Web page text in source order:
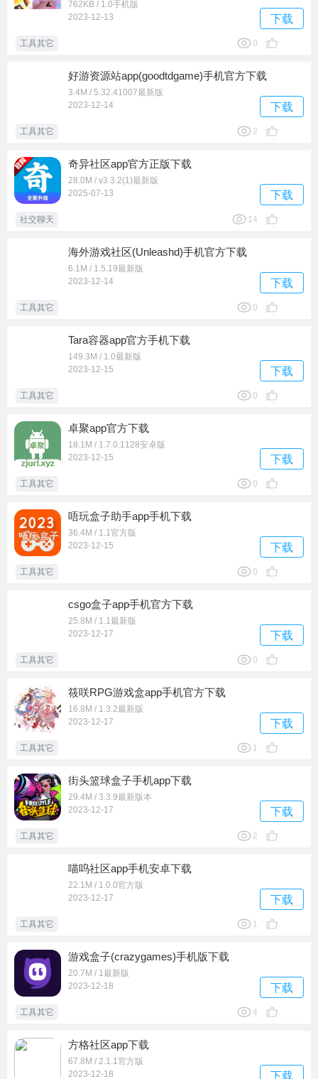
762KB / 1.0手机版
2023-12-13
下载
工具其它 0
好游资源站app(goodtdgame)手机官方下载
3.4M / 5.32.41007最新版
2023-12-14
下载
工具其它 2
奇异社区app官方正版下载
28.0M / v3.3.2(1)最新版
2025-07-13
下载
社交聊天 14
海外游戏社区(Unleashd)手机官方下载
6.1M / 1.5.19最新版
2023-12-14
下载
工具其它 0
Tara容器app官方手机下载
149.3M / 1.0最新版
2023-12-15
下载
工具其它 0
卓聚app官方下载
18.1M / 1.7.0.1128安卓版
2023-12-15
下载
工具其它 0
唔玩盒子助手app手机下载
36.4M / 1.1官方版
2023-12-15
下载
工具其它 0
csgo盒子app手机官方下载
25.8M / 1.1最新版
2023-12-17
下载
工具其它 0
筱咲RPG游戏盒app手机官方下载
16.8M / 1.3.2最新版
2023-12-17
下载
工具其它 1
街头篮球盒子手机app下载
29.4M / 3.3.9最新版本
2023-12-17
下载
工具其它 2
喵呜社区app手机安卓下载
22.1M / 1.0.0官方版
2023-12-17
下载
工具其它 1
游戏盒子(crazygames)手机版下载
20.7M / 1最新版
2023-12-18
下载
工具其它 4
方格社区app下载
67.8M / 2.1.1官方版
2023-12-18
下载